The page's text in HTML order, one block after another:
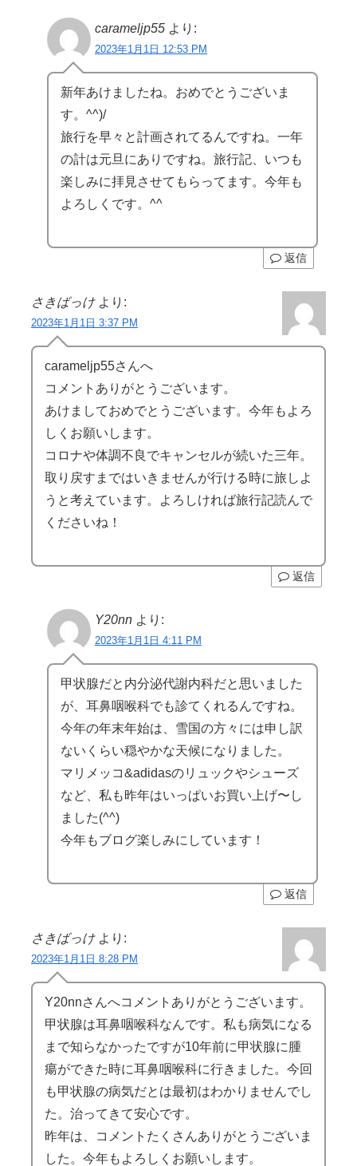
carameljp55 より:
2023年1月1日 12:53 PM
新年あけましたね。おめでとうございま
す。^^)/
旅行を早々と計画されてるんですね。一年
の計は元旦にありですね。旅行記、いつも
楽しみに拝見させてもらってます。今年も
よろしくです。^^
返信
さきばっけ より:
2023年1月1日 3:37 PM
carameljp55さんへ
コメントありがとうございます。
あけましておめでとうございます。今年もよろ
しくお願いします。
コロナや体調不良でキャンセルが続いた三年。
取り戻すまではいきませんが行ける時に旅しよ
うと考えています。よろしければ旅行記読んで
くださいね！
返信
Y20nn より:
2023年1月1日 4:11 PM
甲状腺だと内分泌代謝内科だと思いました
が、耳鼻咽喉科でも診てくれるんですね。
今年の年末年始は、雪国の方々には申し訳
ないくらい穏やかな天候になりました。
マリメッコ&adidasのリュックやシューズ
など、私も昨年はいっぱいお買い上げ〜し
ました(^^)
今年もブログ楽しみにしています！
返信
さきばっけ より:
2023年1月1日 8:28 PM
Y20nnさんへコメントありがとうございます。
甲状腺は耳鼻咽喉科なんです。私も病気になる
まで知らなかったですが10年前に甲状腺に腫
瘍ができた時に耳鼻咽喉科に行きました。今回
も甲状腺の病気だとは最初はわかりませんでし
た。治ってきて安心です。
昨年は、コメントたくさんありがとうございま
した。今年もよろしくお願いします。